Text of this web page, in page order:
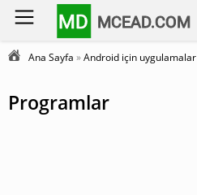
MD MCEAD.COM
Ana Sayfa »Android için uygulamalar
Programlar